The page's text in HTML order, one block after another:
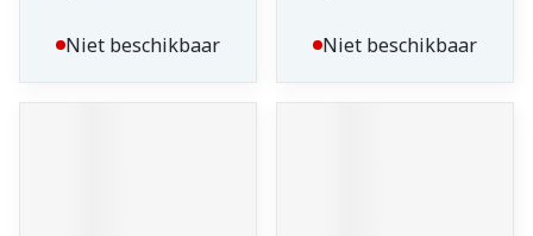
Niet beschikbaar Niet beschikbaar